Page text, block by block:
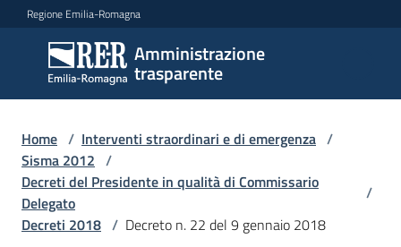
Vai al contenuto
Vai alla navigazione
Vai al footer
Regione Emilia-Romagna
Amministrazione
trasparente
Amministrazione
trasparente
Sottosezioni
Accesso
Home / Interventi straordinari e di emergenza /
Sisma 2012 /
Decreti del Presidente in qualità di Commissario
Delegato
/
Decreti 2018 / Decreto n. 22 del 9 gennaio 2018